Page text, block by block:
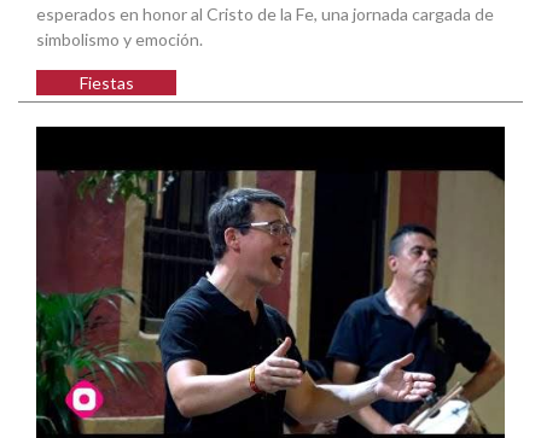
esperados en honor al Cristo de la Fe, una jornada cargada de
simbolismo y emoción.
Fiestas